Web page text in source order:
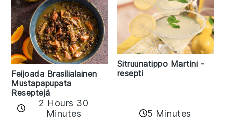
Feijoada Brasilialainen
Mustapapupata
Reseptejä
2 Hours 30
Minutes
Sitruunatippo Martini -
resepti
5 Minutes